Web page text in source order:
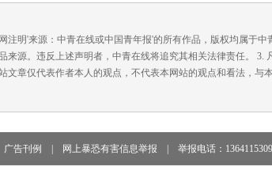
明'来源：中青在线或中国青年报'的所有作品，版权均属于
源。违反上述声明者，中青在线将追究其相关法律责任。
章仅代表作者本人的观点，不代表本网站的观点和看法，
广告刊例 网上暴恐有害信息举报 举报电话：